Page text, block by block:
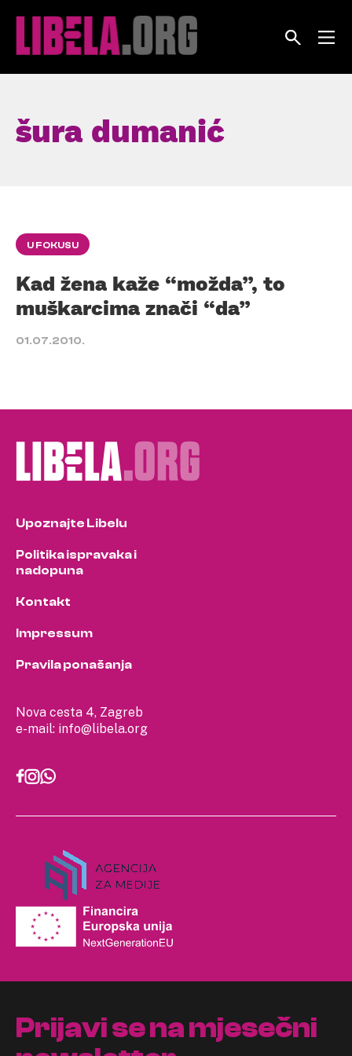
šura dumanić
U FOKUSU
Kad žena kaže “možda”, to
muškarcima znači “da”
01.07.2010.
Nova cesta 4, Zagreb
e-mail: info@libela.org
Upoznajte Libelu
Politika ispravaka i
nadopuna
Kontakt
Impressum
Pravila ponašanja
Prijavi se na mjesečni